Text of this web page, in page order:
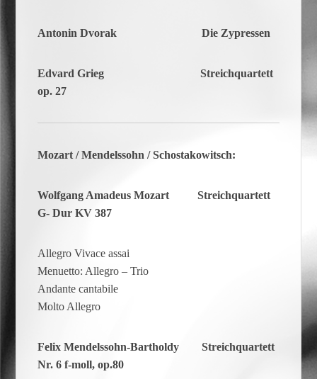
Antonin Dvorak Die Zypressen
Edvard Grieg Streichquartett
op. 27
Mozart / Mendelssohn / Schostakowitsch:
Wolfgang Amadeus MozartStreichquartett
G- Dur KV 387
Allegro Vivace assai
Menuetto: Allegro – Trio
Andante cantabile
Molto Allegro
Felix Mendelssohn-Bartholdy
Streichquartett
Nr. 6 f-moll, op.80